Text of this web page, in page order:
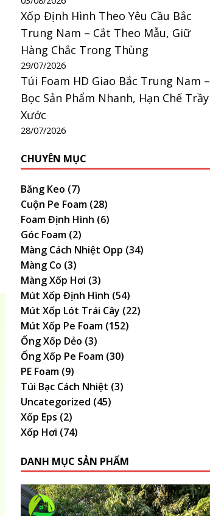
Xốp Định Hình Theo Yêu Cầu Bắc
Trung Nam – Cắt Theo Mẫu, Giữ
Hàng Chắc Trong Thùng
29/07/2026
Túi Foam HD Giao Bắc Trung Nam –
Bọc Sản Phẩm Nhanh, Hạn Chế Trầy
Xước
28/07/2026
CHUYÊN MỤC
Băng Keo (7)
Cuộn Pe Foam(28)
Foam Định Hình (6)
Góc Foam(2)
Màng Cách Nhiệt Opp (34)
Màng Co (3)
Màng Xốp Hơi (3)
Mút Xốp Định Hình (54)
Mút Xốp Lót Trái Cây (22)
Mút Xốp Pe Foam(152)
Ống Xốp Dẻo (3)
Ống Xốp Pe Foam(30)
PE Foam(9)
Túi Bạc Cách Nhiệt (3)
Uncategorized (45)
Xốp Eps (2)
Xốp Hơi (74)
DANH MỤC SẢN PHẨM